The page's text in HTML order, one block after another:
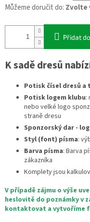
Můžeme doručit do: Zvolte
Přidat
K sadě dresů
Potisk čísel dresů a
Potisk logem klubu:
nebo velké logo
straně dresu
Sponzorský dar -
Styl (font) písma:
Barva písma: Barva
zákazníka
Komplety jsou
V případě zájmu o výše
heslovitě do poznámky v
kontaktovat a vytvoříme